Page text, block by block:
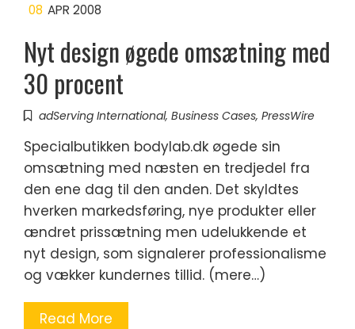
08 APR 2008
Nyt design øgede omsætning med
30 procent
adServing International, Business Cases, PressWire
Specialbutikken bodylab.dk øgede sin
omsætning med næsten en tredjedel fra
den ene dag til den anden. Det skyldtes
hverken markedsføring, nye produkter eller
ændret prissætning men udelukkende et
nyt design, som signalerer professionalisme
og vækker kundernes tillid. (mere…)
Read More